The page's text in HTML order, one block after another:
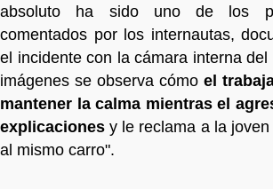
absoluto ha sido uno de los
comentados por los internautas,
el incidente con la cámara interna
imágenes se observa cómo el
mantener la calma mientras el
explicaciones y le reclama a la
al mismo carro".